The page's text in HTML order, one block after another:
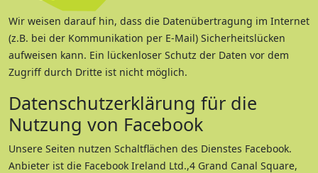
Wir weisen darauf hin, dass die Datenübertragung im Internet
(z.B. bei der Kommunikation per E-Mail) Sicherheitslücken
aufweisen kann. Ein lückenloser Schutz der Daten vor dem
Zugriff durch Dritte ist nicht möglich.
Datenschutzerklärung für die
Nutzung von Facebook
Unsere Seiten nutzen Schaltflächen des Dienstes Facebook.
Anbieter ist die Facebook Ireland Ltd.,4 Grand Canal Square,